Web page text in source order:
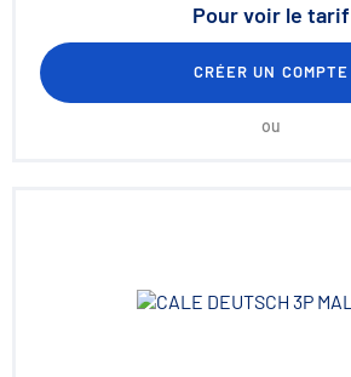
Pour voir le tarif
CRÉER UN COMPTE
ou